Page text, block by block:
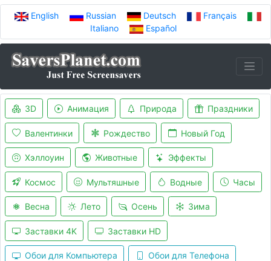
English Russian Deutsch
Français
Italiano
Español
3D Анимация Природа Праздники
Валентинки Рождество Новый Год
Хэллоуин Животные Эффекты
Космос Мультяшные Водные Часы
Весна Лето Осень Зима
Заставки 4K Заставки HD
Обои для Компьютера Обои для Телефона